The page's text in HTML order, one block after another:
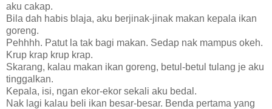
aku cakap.
Bila dah habis blaja, aku berjinak-jinak makan kepala ikan
goreng.
Pehhhh. Patut la tak bagi makan. Sedap nak mampus okeh.
Krup krap krup krap.
Skarang, kalau makan ikan goreng, betul-betul tulang je aku
tinggalkan.
Kepala, isi, ngan ekor-ekor sekali aku bedal.
Nak lagi kalau beli ikan besar-besar. Benda pertama yang